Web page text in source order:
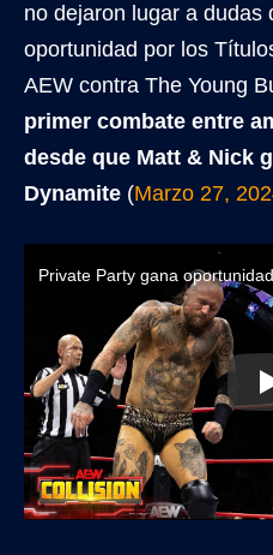
no dejaron lugar a dudas
oportunidad por los
AEW contra The Young
primer combate entre
desde que Matt & Nick
Dynamite (Marzo 27,